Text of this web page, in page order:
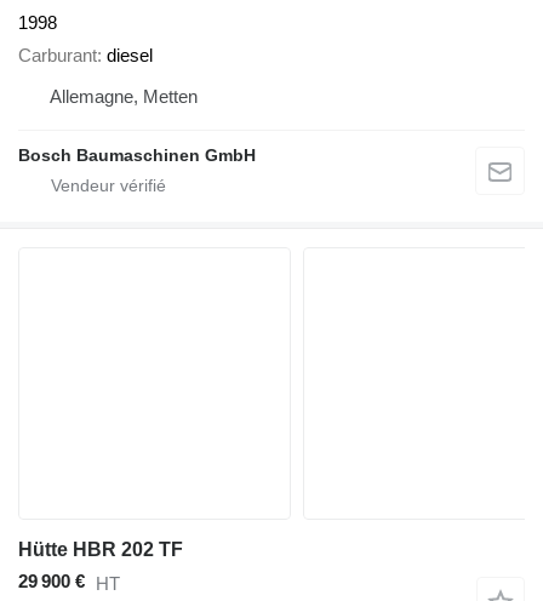
1998
Carburant diesel
Allemagne, Metten
Bosch Baumaschinen GmbH
Hütte HBR 202 TF
29 900 € HT